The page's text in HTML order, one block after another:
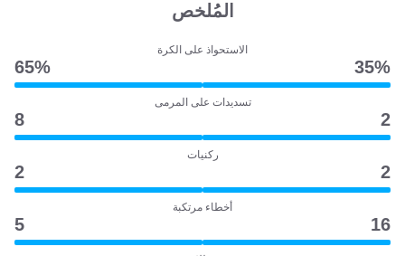
المُلخص
الاستحواذ على الكرة
35‎%‎
65‎%‎
تسديدات على المرمى
2
8
ركنيات
2
2
أخطاء مرتكبة
16
5